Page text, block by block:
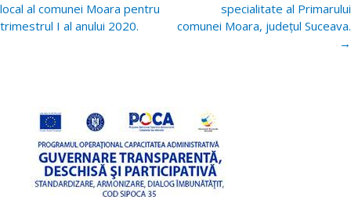
local al comunei Moara pentru
trimestrul I al anului 2020.
specialitate al Primarului
comunei Moara, județul Suceava.
→